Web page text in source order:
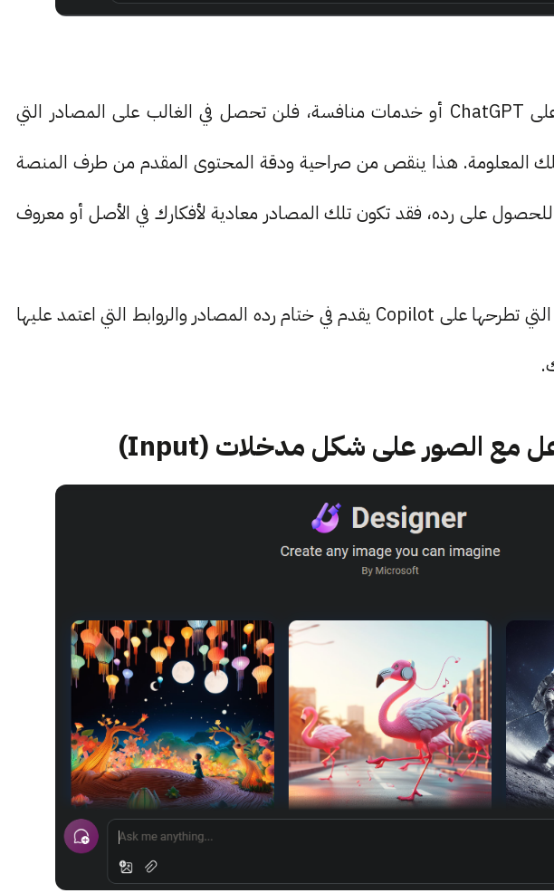
عند طرح استفسارات وتساؤلات على ChatGPT أو خدمات منافسة، فلن تحصل في الغالب على المصادر التي
المعلومة. هذا ينقص من صراحية ودقة المحتوى المقدم من طرف المنصة
على رده، فقد تكون تلك المصادر معادية لأفكارك في الأصل أو معروف
في كل عمليات البحث والتساؤلات التي تطرحها على Copilot يقدم في ختام رده المصادر والروابط التي اعتمد عليها